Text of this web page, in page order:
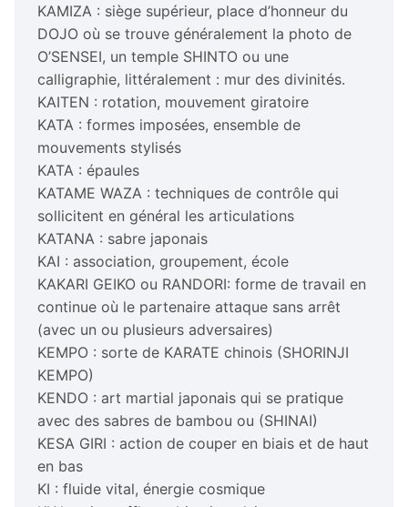
KAMIZA : siège supérieur, place d’honneur du
DOJO où se trouve généralement la photo de
O’SENSEI, un temple SHINTO ou une
calligraphie, littéralement : mur des divinités.
KAITEN : rotation, mouvement giratoire
KATA : formes imposées, ensemble de
mouvements stylisés
KATA : épaules
KATAME WAZA : techniques de contrôle qui
sollicitent en général les articulations
KATANA : sabre japonais
KAI : association, groupement, école
KAKARI GEIKO ou RANDORI: forme de travail en
continue où le partenaire attaque sans arrêt
(avec un ou plusieurs adversaires)
KEMPO : sorte de KARATE chinois (SHORINJI
KEMPO)
KENDO : art martial japonais qui se pratique
avec des sabres de bambou ou (SHINAI)
KESA GIRI : action de couper en biais et de haut
en bas
KI : fluide vital, énergie cosmique